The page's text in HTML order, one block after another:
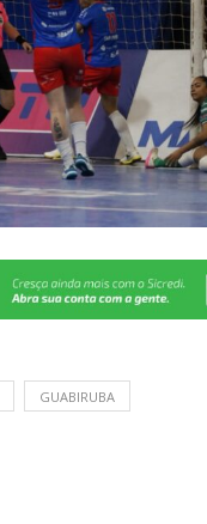
GUABIRUBA